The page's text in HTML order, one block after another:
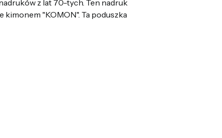
z lat 70-tych. Ten nadruk
kimonem "KOMON". Ta poduszka